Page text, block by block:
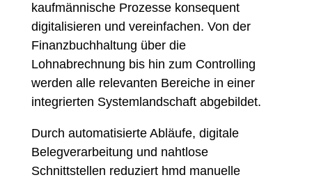
kaufmännische Prozesse konsequent
digitalisieren und vereinfachen. Von der
Finanzbuchhaltung über die
Lohnabrechnung bis hin zum Controlling
werden alle relevanten Bereiche in einer
integrierten Systemlandschaft abgebildet.
Durch automatisierte Abläufe, digitale
Belegverarbeitung und nahtlose
Schnittstellen reduziert hmd manuelle